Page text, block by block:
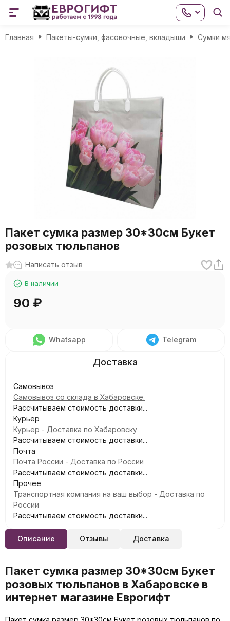
Главная Пакеты-сумки, фасовочные, вкладыши Сумки
Пакет сумка размер 30*30см Букет
розовых тюльпанов
Написать отзыв
В наличии
90 ₽
Whatsapp Telegram
Самовывоз
Самовывоз со склада в Хабаровске.
Рассчитываем стоимость доставки...
Курьер
Курьер - Доставка по Хабаровску
Рассчитываем стоимость доставки...
Почта
Почта России - Доставка по России
Рассчитываем стоимость доставки...
Прочее
Транспортная компания на ваш выбор - Доставка по
России
Рассчитываем стоимость доставки...
Описание Отзывы Доставка
Пакет сумка размер 30*30см Букет
розовых тюльпанов в Хабаровске в
интернет магазине Еврогифт